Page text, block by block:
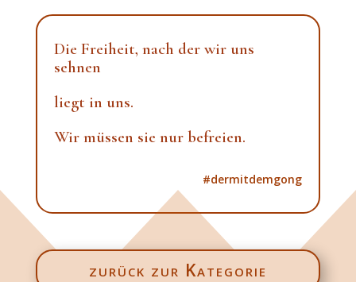
Die Freiheit, nach der wir uns
sehnen
liegt in uns.
Wir müssen sie nur befreien.
#dermitdemgong
zurück zur Kategorie